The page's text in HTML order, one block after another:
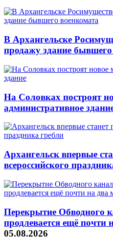
В Архангельске
продажу здание
На Соловках построят
административное
Архангельск впервые
всероссийского
Перекрытие Обводного
продлевается ещё почти
05.08.2026